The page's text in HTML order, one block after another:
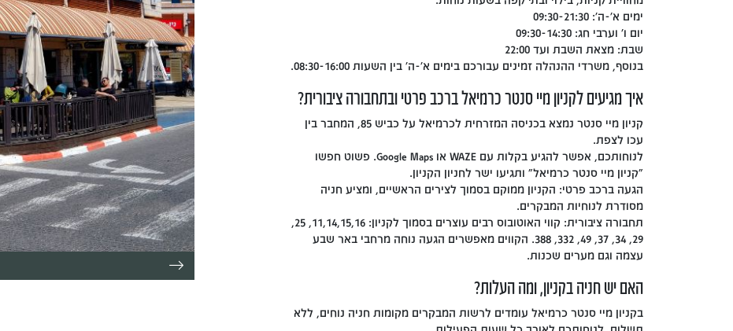
ימים א'-ה': 09:30-21:30
יום ו' וערבי חג: 09:30-14:30
שבת: מצאת השבת ועד 22:00
בנוסף, משרדי ההנהלה זמינים עבורכם בימים א'-ה' בין השעות 08:30-16:00.
איך מגיעים לקניון מיי סנטר כרמיאל ברכב פרטי ובתחבורה ציבורית?
קניון מיי סנטר נמצא בכניסה המזרחית לכרמיאל על כביש 85, המחבר בין
עכו לצפת.
לנוחותכם, אפשר להגיע בקלות עם WAZE או Google Maps. פשוט חפשו
"קניון מיי סנטר כרמיאל" ותגיעו ישר לחניון הקניון.
הגעה ברכב פרטי: הקניון ממוקם בסמוך לצירים הראשיים, ומציע חניה
מסודרת לנוחיות המבקרים.
תחבורה ציבורית: קווי האוטובוס רבים עוצרים בסמוך לקניון: 11,14,15,16, 25,
29, 34, 37, 49, 332, 388. הקווים מאפשרים הגעה נוחה מרחבי באר שבע
עצמה וגם מערים שכנות.
האם יש חניה בקניון, ומה העלות?
בקניון מיי סנטר כרמיאל עומדים לרשות המבקרים מקומות חניה נוחים, ללא